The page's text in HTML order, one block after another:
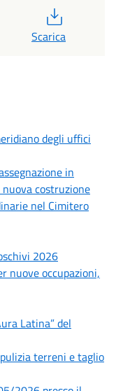
Scarica
degli uffici
in
costruzione
nel Cimitero
2026
nuove occupazioni,
Latina” del
terreni e taglio